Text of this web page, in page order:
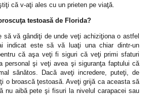
că v-aţi ales cu un prieten pe viaţă.
testoasă de Florida?
să vă gândiţi de unde veţi achiziţiona o astfel
indicat este să vă luaţi una chiar dintr-un
că aşa veţi fi siguri că veţi primi sfaturi
personal şi veţi avea şi siguranţa faptului că
sănătos. Dacă aveţi incredere, puteţi, de
o broască ţestoasă. Aveţi grijă ca aceasta să
nu aibă pete şi fisuri la nivelul carapacei sau